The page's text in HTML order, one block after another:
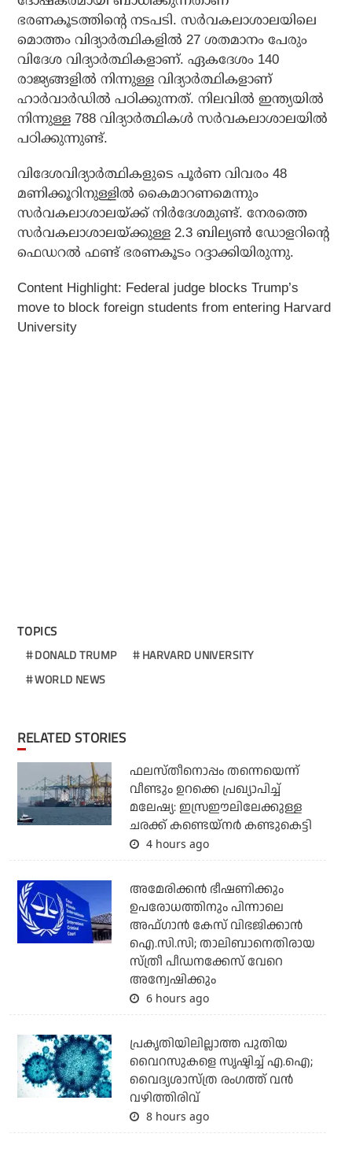
ഭരണകൂടത്തിന്റെ നടപടി. സര്‍വകലാശാലയിലെ
മൊത്തം വിദ്യാര്‍ത്ഥികളില്‍ 27 ശതമാനം പേരും
വിദേശ വിദ്യാര്‍ത്ഥികളാണ്. ഏകദേശം 140
രാജ്യങ്ങളില്‍ നിന്നുള്ള വിദ്യാര്‍ത്ഥികളാണ്
ഹാര്‍വാര്‍ഡില്‍ പഠിക്കുന്നത്. നിലവില്‍ ഇന്ത്യയില്‍
നിന്നുള്ള 788 വിദ്യാര്‍ത്ഥികള്‍ സര്‍വകലാശാലയില്‍
പഠിക്കുന്നുണ്ട്.
വിദേശവിദ്യാര്‍ത്ഥികളുടെ പൂര്‍ണ വിവരം 48
മണിക്കൂറിനുള്ളില്‍ കൈമാറണമെന്നും
സര്‍വകലാശാലയ്ക്ക് നിര്‍ദേശമുണ്ട്. നേരത്തെ
സര്‍വകലാശാലയ്ക്കുള്ള 2.3 ബില്യണ്‍ ഡോളറിന്റെ
ഫെഡറല്‍ ഫണ്ട് ഭരണകൂടം റദ്ദാക്കിയിരുന്നു.
Content Highlight: Federal judge blocks Trump’s
move to block foreign students from entering Harvard
University
TOPICS
DONALD TRUMP
HARVARD UNIVERSITY
WORLD NEWS
RELATED STORIES
ഫലസ്തീനൊപ്പം തന്നെയെന്ന്
വീണ്ടും ഉറക്കെ പ്രഖ്യാപിച്ച്
മലേഷ്യ: ഇസ്രഈലിലേക്കുള്ള
ചരക്ക് കണ്ടെയ്‌നര്‍ കണ്ടുകെട്ടി
4 hours ago
അമേരിക്കന്‍ ഭീഷണിക്കും
ഉപരോധത്തിനും പിന്നാലെ
അഫ്ഗാന്‍ കേസ് വിഭജിക്കാന്‍
ഐ.സി.സി; താലിബാനെതിരായ
സ്ത്രീ പീഡനക്കേസ് വേറെ
അന്വേഷിക്കും
6 hours ago
പ്രകൃതിയിലില്ലാത്ത പുതിയ
വൈറസുകളെ സൃഷ്ടിച്ച് എ.ഐ;
വൈദ്യശാസ്ത്ര രംഗത്ത് വന്‍
വഴിത്തിരിവ്
8 hours ago